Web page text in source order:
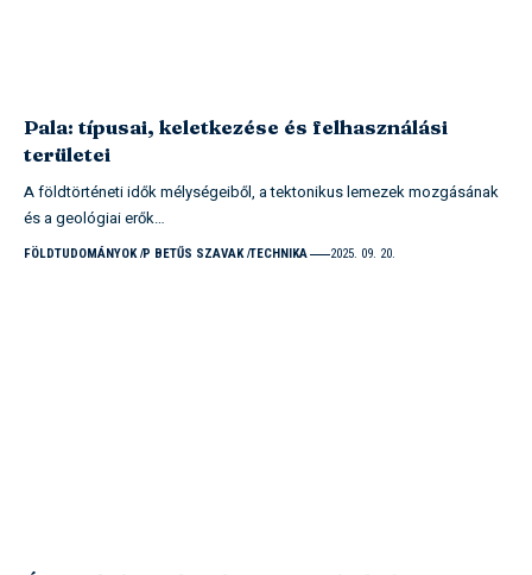
Pala: típusai, keletkezése és felhasználási
területei
A földtörténeti idők mélységeiből, a tektonikus lemezek mozgásának
és a geológiai erők…
FÖLDTUDOMÁNYOK P BETŰS SZAVAK TECHNIKA 2025. 09. 20.